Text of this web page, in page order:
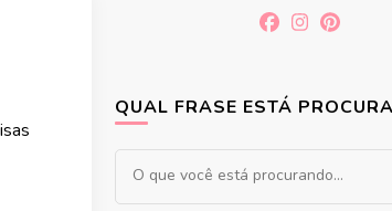
QUAL FRASE ESTÁ
Procurando
algo?